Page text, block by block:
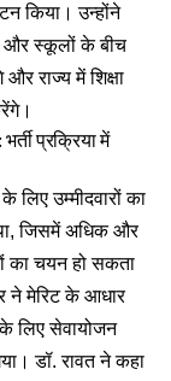
किया। उन्होंने
और स्कूलों के बीच
राज्य में शिक्षा
प्रक्रिया में
लिए उम्मीदवारों का
जिसमें अधिक और
का चयन हो सकता
ने मेरिट के आधार
लिए सेवायोजन
डॉ. रावत ने कहा